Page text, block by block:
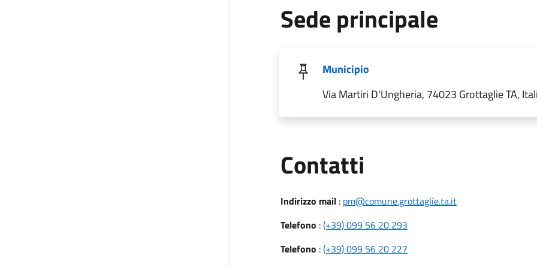
Sede principale
Municipio
Via Martiri D'Ungheria, 74023 Grottaglie TA,
Contatti
Indirizzo mail: pm@comune.grottaglie.ta.it
Telefono :(+39) 099 56 20 293
Telefono :(+39) 099 56 20 227